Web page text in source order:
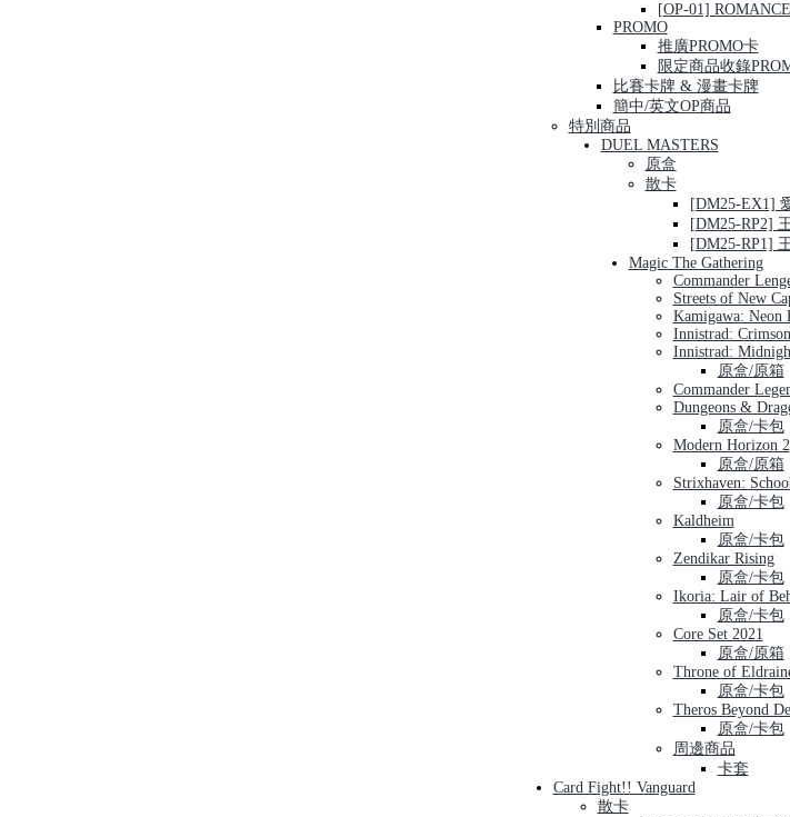
[OP-01]
PROMO
推廣PROMO卡
限定商品收錄
比賽卡牌 & 漫畫卡牌
簡中/英文OP商品
特別商品
DUEL MASTERS
原盒
散卡
[DM25-EX1]
[DM25-RP2]
[DM25-RP1]
Magic The Gathering
Commander
Streets of New
Kamigawa: Neon
Innistrad:
Innistrad:
原盒/原箱
Commander
Dungeons &
原盒/卡包
Modern Horizon 2
原盒/原箱
Strixhaven:
原盒/卡包
Kaldheim
原盒/卡包
Zendikar Rising
原盒/卡包
Ikoria: Lair of
原盒/卡包
Core Set 2021
原盒/原箱
Throne of
原盒/卡包
Theros Beyond
原盒/卡包
周邊商品
卡套
Card Fight!! Vanguard
散卡